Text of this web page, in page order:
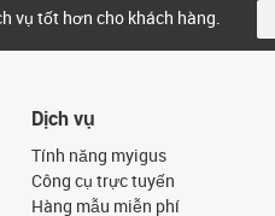
vụ tốt hơn cho khách hàng.
Dịch vụ
Tính năng myigus
Công cụ trực tuyến
Hàng mẫu miễn phí